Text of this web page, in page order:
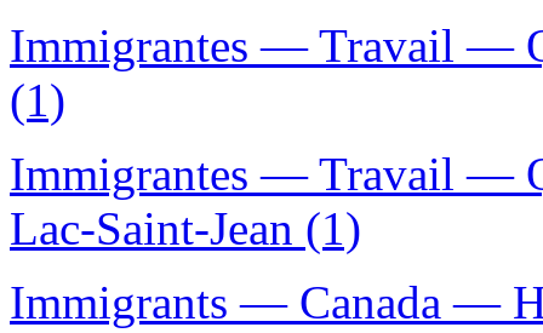
Immigrantes — Travail —
(1)
Immigrantes — Travail —
Lac-Saint-Jean (1)
Immigrants — Canada —